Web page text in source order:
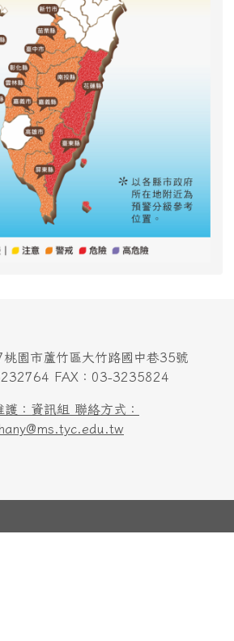
園市蘆竹區大竹路國中巷35號
FAX：03-3235824
護：資訊組 聯絡方式：